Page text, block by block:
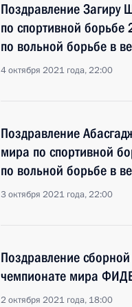
Поздравление Загиру
по спортивной борьбе
по вольной борьбе в
4 октября 2021 года, 22:00
Поздравление
мира по спортивной
по вольной борьбе в
3 октября 2021 года, 22:00
Поздравление
чемпионате мира
2 октября 2021 года, 18:00